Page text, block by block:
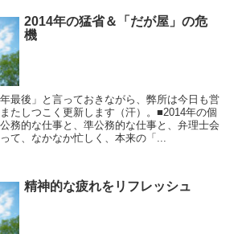
2014年の猛省＆「だが屋」の危
機
最後」と言っておきながら、弊所は今日も営
たしつこく更新します（汗）。■2014年の個
務的な仕事と、準公務的な仕事と、弁理士会
て、なかなか忙しく、本来の「...
精神的な疲れをリフレッシュ